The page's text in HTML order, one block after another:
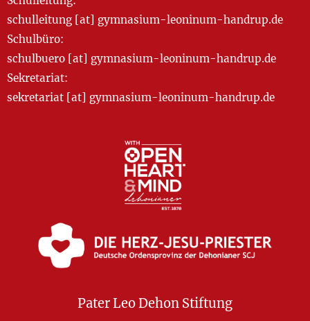
schulleitung [at] gymnasium-leoninum-handrup.de
Schulbüro:
schulbuero [at] gymnasium-leoninum-handrup.de
Sekretariat:
sekretariat [at] gymnasium-leoninum-handrup.de
Pater Leo Dehon Stiftung